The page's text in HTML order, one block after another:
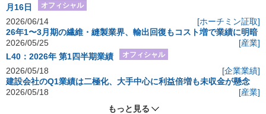
月16日
オフィシャル
2026/06/14
[ホーチミン証取]
26年1〜3月期の繊維・縫製業界、輸出回復もコスト増で業績に明暗
2026/05/25
[産業]
L40：2026年 第1四半期業績
オフィシャル
2026/05/18
[企業業績]
建設会社のQ1業績は二極化、大手中心に利益倍増も未収金が懸念
2026/05/18
[産業]
もっと見る